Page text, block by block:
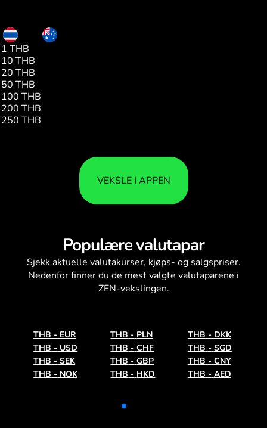
THB
1 THB
10 THB
20 THB
50 THB
100 THB
200 THB
250 THB
VEKSLE I APPEN
Populære valutapar
Sjekk aktuelle valutakurser, kjøps- og salgspriser.
Nedenfor finner du de mest valgte valutaparene i
ZEN-vekslingen.
THB - EUR THB - PLN THB - DKK
THB - USD THB - CHF THB - SGD
THB - SEK THB - GBP THB - CNY
THB - NOK THB - HKD THB - AED